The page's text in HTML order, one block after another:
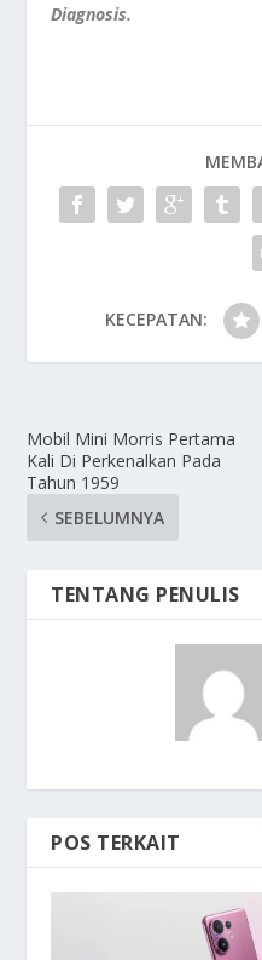
Diagnosis.
KECEPATAN:
Mobil Mini Morris Pertama
Kali Di Perkenalkan Pada
Tahun 1959
SEBELUMNYA
TENTANG PENULIS
POS TERKAIT